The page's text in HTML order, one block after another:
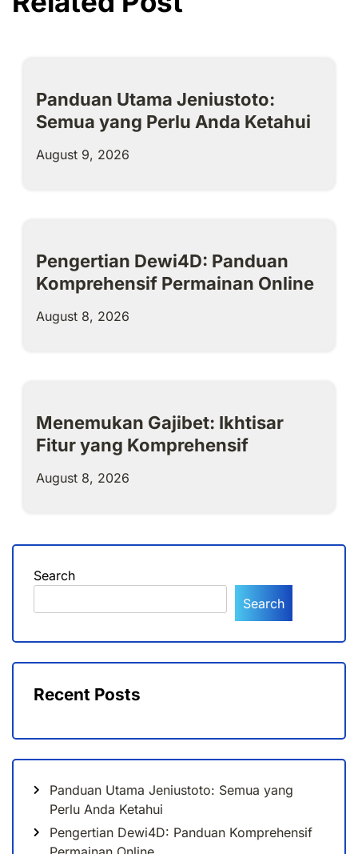
Panduan Utama Jeniustoto:
Semua yang Perlu Anda Ketahui
August 9, 2026
Pengertian Dewi4D: Panduan
Komprehensif Permainan Online
August 8, 2026
Menemukan Gajibet: Ikhtisar
Fitur yang Komprehensif
August 8, 2026
Search
Search
Recent Posts
Panduan Utama Jeniustoto: Semua yang
Perlu Anda Ketahui
Pengertian Dewi4D: Panduan Komprehensif